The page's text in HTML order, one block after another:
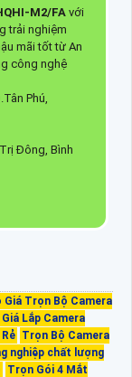
M2/FA với
trải nghiệm
mãi tốt từ An
công nghệ
Phú,
Đông, Bình
Giá Trọn Bộ Camera
Giá Lắp Camera
Trọn Bộ Camera
nghiệp chất lượng
Trọn Gói 4 Mắt